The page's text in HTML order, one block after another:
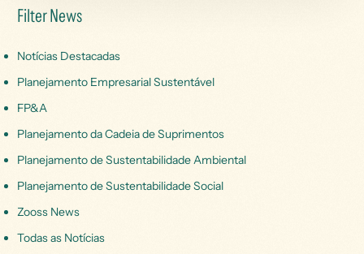
Filter News
Notícias Destacadas
Planejamento Empresarial Sustentável
FP&A
Planejamento da Cadeia de Suprimentos
Planejamento de Sustentabilidade Ambiental
Planejamento de Sustentabilidade Social
Zooss News
Todas as Notícias